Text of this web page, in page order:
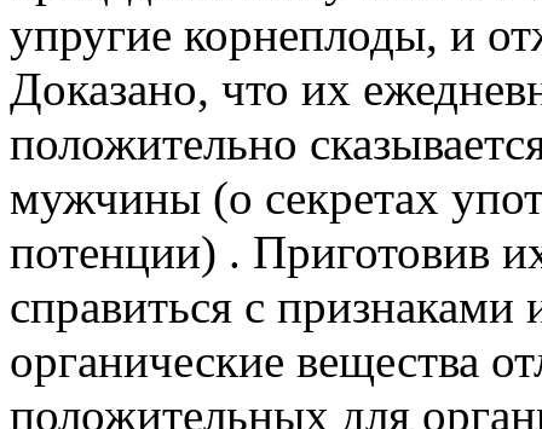
упругие корнеплоды, и
Доказано, что их
положительно
мужчины (о секретах
потенции) . Приготовив
справиться с
органические вещества
положительных для